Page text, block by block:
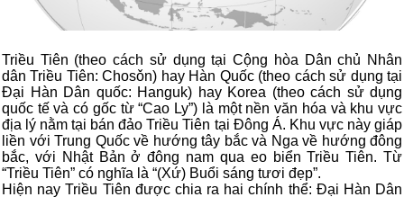
Triều Tiên (theo cách sử dụng tại Cộng hòa Dân chủ Nhân
dân Triều Tiên: Chosǒn) hay Hàn Quốc (theo cách sử dụng tại
Đại Hàn Dân quốc: Hanguk) hay Korea (theo cách sử dụng
quốc tế và có gốc từ “Cao Ly”) là một nền văn hóa và khu vực
địa lý nằm tại bán đảo Triều Tiên tại Đông Á. Khu vực này giáp
liền với Trung Quốc về hướng tây bắc và Nga về hướng đông
bắc, với Nhật Bản ở đông nam qua eo biển Triều Tiên. Từ
“Triều Tiên” có nghĩa là “(Xứ) Buổi sáng tươi đẹp”.
Hiện nay Triều Tiên được chia ra hai chính thể: Đại Hàn Dân